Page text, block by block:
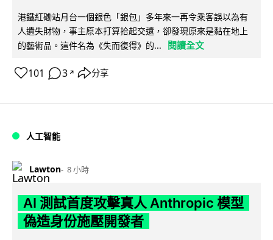
港鐵紅磡站月台一個銀色「銀包」多年來一再令乘客誤以為有
人遺失財物，事主原本打算拾起交還，卻發現原來是黏在地上
的藝術品。這件名為《失而復得》的...
閱讀全文
101 3 ↗ 分享
人工智能
Lawton 8 小時
AI 測試首度攻擊真人 Anthropic 模型
偽造身份施壓開發者